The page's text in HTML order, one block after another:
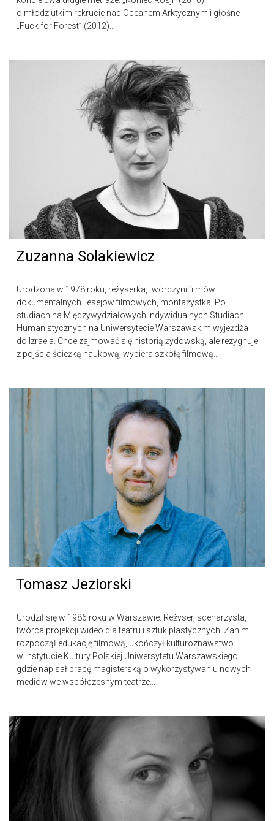
o młodziutkim rekrucie nad Oceanem Arktycznym i głośne
„Fuck for Forest” (2012)...
Zuzanna Solakiewicz
Urodzona w 1978 roku, reżyserka, twórczyni filmów
dokumentalnych i esejów filmowych, montażystka. Po
studiach na Międzywydziałowych Indywidualnych Studiach
Humanistycznych na Uniwersytecie Warszawskim wyjeżdża
do Izraela. Chce zajmować się historią żydowską, ale rezygnuje
z pójścia ścieżką naukową, wybiera szkołę filmową...
Tomasz Jeziorski
Urodził się w 1986 roku w Warszawie. Reżyser, scenarzysta,
twórca projekcji wideo dla teatru i sztuk plastycznych. Zanim
rozpoczął edukację filmową, ukończył kulturoznawstwo
w Instytucie Kultury Polskiej Uniwersytetu Warszawskiego,
gdzie napisał pracę magisterską o wykorzystywaniu nowych
mediów we współczesnym teatrze...